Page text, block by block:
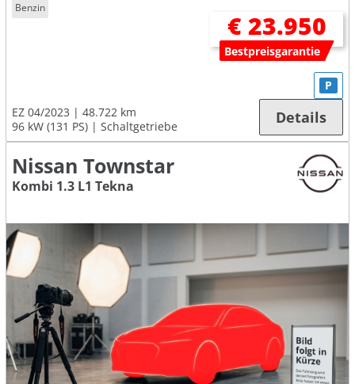
Benzin
€ 23.950
Bestpreisgarantie
EZ 04/2023
48.722 km
96 kW (131 PS)
Schaltgetriebe
P
Details
Nissan Townstar
Kombi 1.3 L1 Tekna